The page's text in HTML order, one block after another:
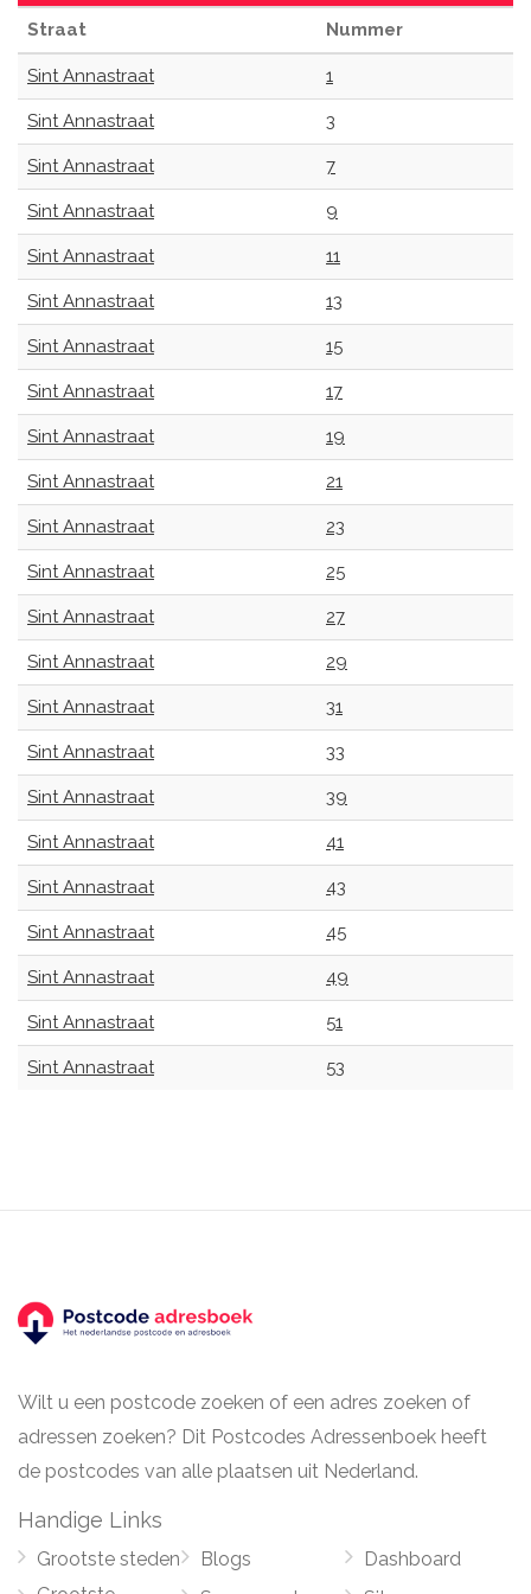
Straat Nummer
Sint Annastraat 1
Sint Annastraat 3
Sint Annastraat 7
Sint Annastraat 9
Sint Annastraat 11
Sint Annastraat 13
Sint Annastraat 15
Sint Annastraat 17
Sint Annastraat 19
Sint Annastraat 21
Sint Annastraat 23
Sint Annastraat 25
Sint Annastraat 27
Sint Annastraat 29
Sint Annastraat 31
Sint Annastraat 33
Sint Annastraat 39
Sint Annastraat 41
Sint Annastraat 43
Sint Annastraat 45
Sint Annastraat 49
Sint Annastraat 51
Sint Annastraat 53
Wilt u een postcode zoeken of een adres zoeken of
adressen zoeken? Dit Postcodes Adressenboek heeft
de postcodes van alle plaatsen uit Nederland.
Handige Links
Grootste steden
Blogs
Dashboard